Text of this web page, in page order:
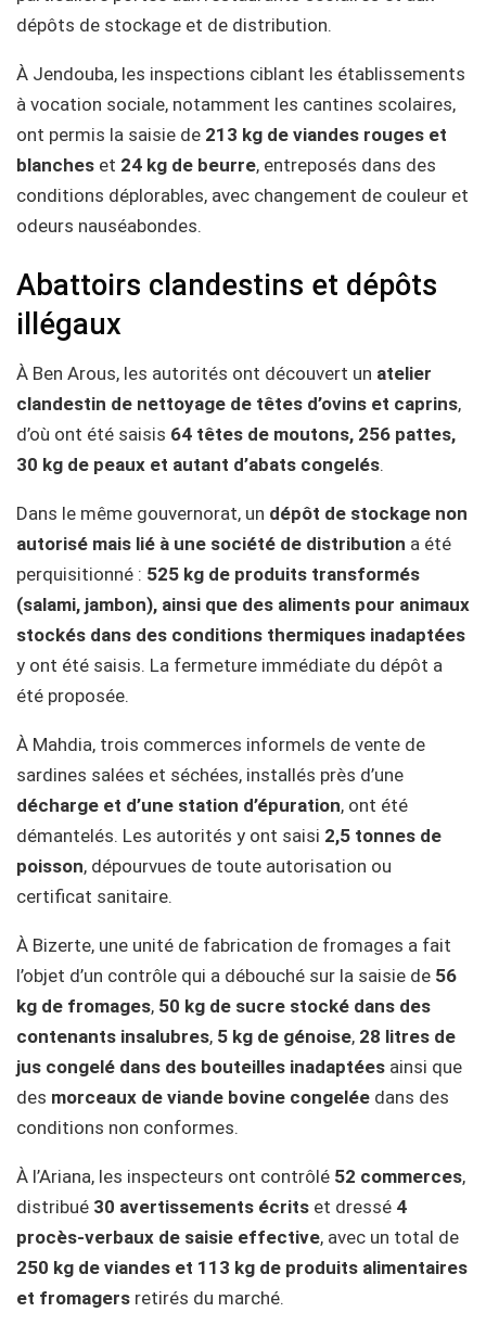
dépôts de stockage et de distribution.
À Jendouba, les inspections ciblant les établissements
à vocation sociale, notamment les cantines scolaires,
ont permis la saisie de 213 kg de viandes rouges et
blanches et 24 kg de beurre, entreposés dans des
conditions déplorables, avec changement de couleur et
odeurs nauséabondes.
Abattoirs clandestins et dépôts
illégaux
À Ben Arous, les autorités ont découvert un atelier
clandestin de nettoyage de têtes d’ovins et caprins,
d’où ont été saisis 64 têtes de moutons, 256 pattes,
30 kg de peaux et autant d’abats congelés.
Dans le même gouvernorat, un dépôt de stockage non
autorisé mais lié à une société de distribution a été
perquisitionné : 525 kg de produits transformés
(salami, jambon), ainsi que des aliments pour animaux
stockés dans des conditions thermiques inadaptées
y ont été saisis. La fermeture immédiate du dépôt a
été proposée.
À Mahdia, trois commerces informels de vente de
sardines salées et séchées, installés près d’une
décharge et d’une station d’épuration, ont été
démantelés. Les autorités y ont saisi 2,5 tonnes de
poisson, dépourvues de toute autorisation ou
certificat sanitaire.
À Bizerte, une unité de fabrication de fromages a fait
l’objet d’un contrôle qui a débouché sur la saisie de 56
kg de fromages, 50 kg de sucre stocké dans des
contenants insalubres, 5 kg de génoise, 28 litres de
jus congelé dans des bouteilles inadaptées ainsi que
des morceaux de viande bovine congelée dans des
conditions non conformes.
À l’Ariana, les inspecteurs ont contrôlé 52 commerces,
distribué 30 avertissements écrits et dressé 4
procès-verbaux de saisie effective, avec un total de
250 kg de viandes et 113 kg de produits alimentaires
et fromagers retirés du marché.